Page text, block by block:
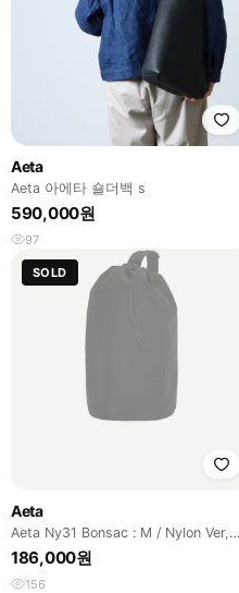
Aeta
Aeta 아에타 숄더백 s
590,000원
97
SOLD
Aeta
Aeta Ny31 Bonsac : M / Nylon Ver,
Black
186,000원
156